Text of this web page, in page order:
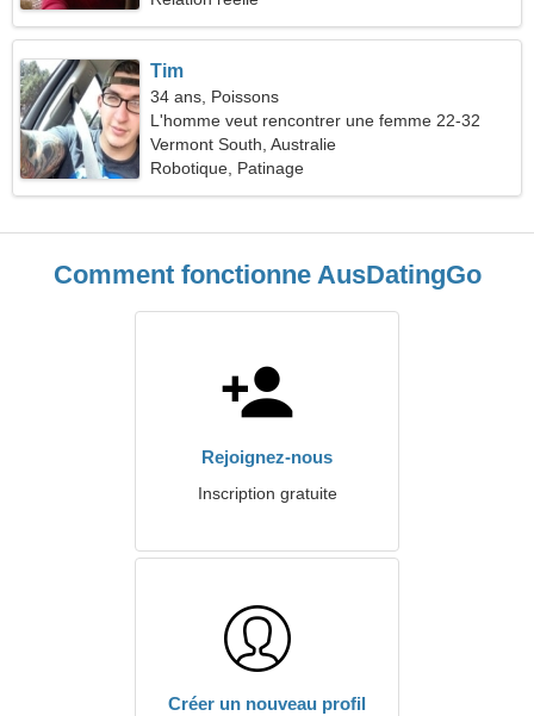
Tim
34 ans, Poissons
L'homme veut rencontrer une femme 22-32
Vermont South, Australie
Robotique, Patinage
Comment fonctionne AusDatingGo
Rejoignez-nous
Inscription gratuite
Créer un nouveau profil